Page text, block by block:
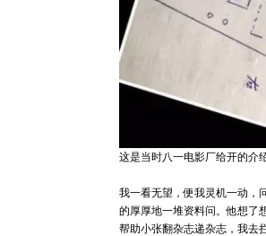
这是当时八一电影厂给开的介
我一看无望，便我灵机一动，
的厚厚地一堆资料问。他想了
帮助小张翻杂志递杂志，我去